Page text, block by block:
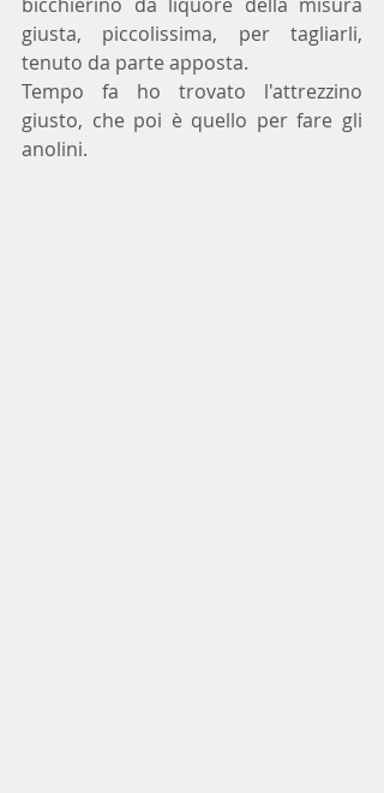
giusta, piccolissima, per tagliarli,
tenuto da parte apposta.
Tempo fa ho trovato l'attrezzino
giusto, che poi è quello per fare gli
anolini.